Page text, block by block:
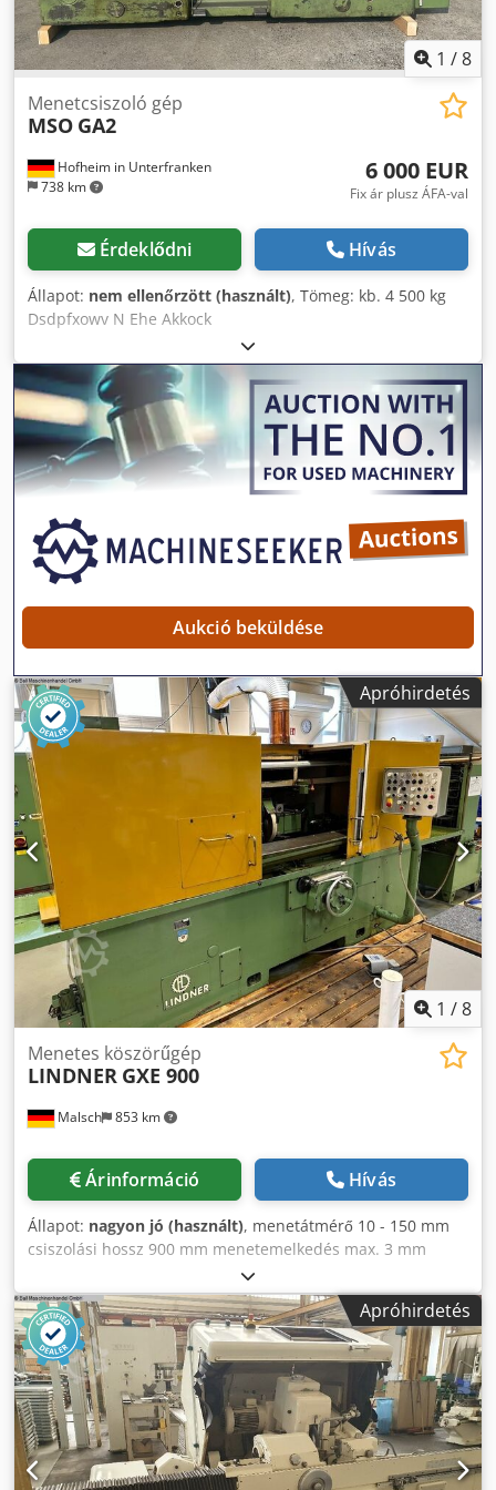
elektromos felügyelet mellett kapcsolók stb. Nincs
hűtőközeg-berendezés, de a központi hűtőközeghez való
csatlakoztatás lehetséges. szelepvezérléssel És külön
1 /8
Hofheim in Unterfranken
738 km
Menetcsiszoló gép
MSO GA2
6 000 EUR
Fix ár plusz ÁFA-val
Érdeklődni Hívás
Állapot: nem ellenőrzött (használt), Tömeg: kb. 4 500 kg
Dsdpfxowv N Ehe Akkock
Aukció beküldése
Apróhirdetés
1 /8
Malsch 853 km
Menetes köszörűgép
LINDNER GXE 900
Árinformáció Hívás
Állapot: nagyon jó (használt), menetátmérő 10 - 150 mm
csiszolási hossz 900 mm menetemelkedés max. 3 mm
Munkadarab átmérője max. 260 / 340 mm menethossz max
50 mm középtávolság 1200 mm Dcjdjyb S N Sjpfx Akkok
középmagasság 1100 mm köszörűkorong átmérője 275 -
400 mm köszörűkorong szélessége 14/20/30/40/50 Forgó
csiszolófej, oldal 4 jobb / 1 bal ° csiszolókorong löket max.
140 mm Kerületi sebesség max. 35 m/s teljes
teljesítményigény 14 kW A gép tömege kb. 5,8 t Helyigény
kb. 5,0 x 2,0 x 2,1 m
Apróhirdetés